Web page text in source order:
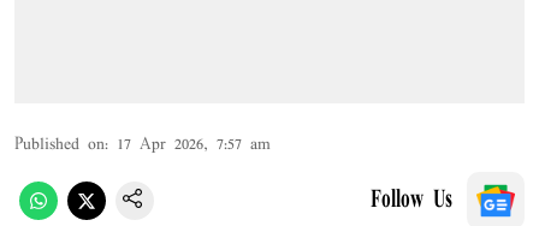
Published on: 17 Apr 2026, 7:57 am
Follow Us